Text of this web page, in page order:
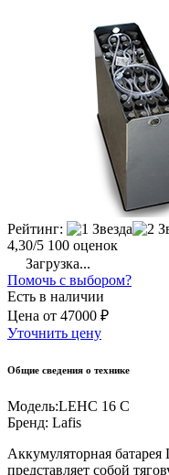
Рейтинг:
4,30/5 100 оценок
Загрузка...
Помочь с выбором?
Есть в наличии
Цена от 47000 ₽
Уточнить цену
Общие сведения о технике
Модель:LEHC 16 C
Бренд: Lafis
Аккумуляторная
представляет собой